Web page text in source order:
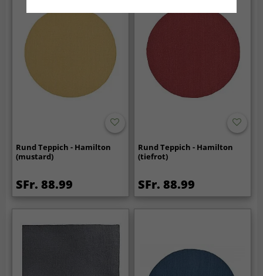
Rund Teppich - Hamilton
(mustard)
SFr. 88.99
Rund Teppich - Hamilton
(tiefrot)
SFr. 88.99